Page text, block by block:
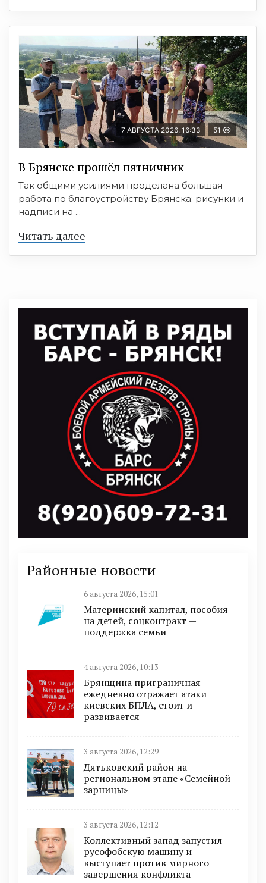
7 АВГУСТА 2026, 16:33 51
В Брянске прошёл пятничник
Так общими усилиями проделана большая
работа по благоустройству Брянска: рисунки и
надписи на ...
Читать далее
Районные новости
6 августа 2026, 15:01
Материнский капитал, пособия
на детей, соцконтракт —
поддержка семьи
4 августа 2026, 10:13
Брянщина приграничная
ежедневно отражает атаки
киевских БПЛА, стоит и
развивается
3 августа 2026, 12:29
Дятьковский район на
региональном этапе «Семейной
зарницы»
3 августа 2026, 12:12
Коллективный запад запустил
русофобскую машину и
выступает против мирного
завершения конфликта